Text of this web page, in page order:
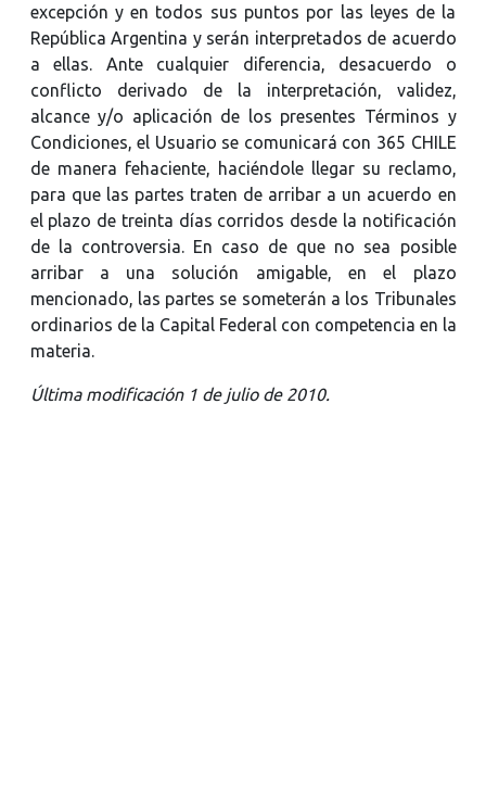
excepción y en todos sus puntos por las leyes de la
República Argentina y serán interpretados de acuerdo
a ellas. Ante cualquier diferencia, desacuerdo o
conflicto derivado de la interpretación, validez,
alcance y/o aplicación de los presentes Términos y
Condiciones, el Usuario se comunicará con 365 CHILE
de manera fehaciente, haciéndole llegar su reclamo,
para que las partes traten de arribar a un acuerdo en
el plazo de treinta días corridos desde la notificación
de la controversia. En caso de que no sea posible
arribar a una solución amigable, en el plazo
mencionado, las partes se someterán a los Tribunales
ordinarios de la Capital Federal con competencia en la
materia.
Última modificación 1 de julio de 2010.